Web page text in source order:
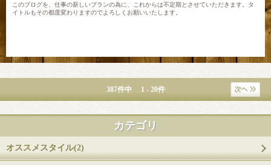
このブログを、仕事の新しいプランの為に、これからは不定期とさせていただきます。タ
イトルもその都度変わりますのでよろしくお願いいたします。
387件中 1 - 20件
カテゴリ
オススメスタイル(2)